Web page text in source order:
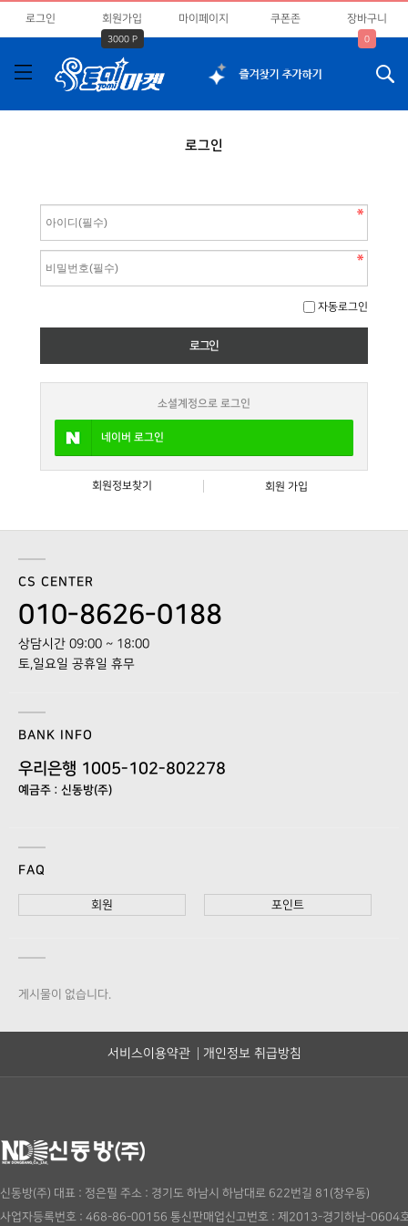
로그인 회원가입
3000 P
마이페이지 쿠폰존 장바구니
0
로그인
자동로그인
소셜계정으로 로그인
네이버 로그인
회원정보찾기 회원 가입
CS CENTER
010-8626-0188
상담시간 09:00 ~ 18:00
토,일요일 공휴일 휴무
BANK INFO
우리은행 1005-102-802278
예금주 : 신동방(주)
FAQ
회원 포인트
게시물이 없습니다.
서비스이용약관 개인정보 취급방침
신동방(주) 대표 : 정은필 주소 : 경기도 하남시 하남대로 622번길 81(창우동)
사업자등록번호 : 468-86-00156 통신판매업신고번호 : 제2013-경기하남-0604